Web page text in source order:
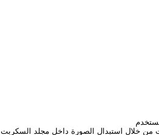
من خلال استبدال الصورة داخل مجلد السكربت